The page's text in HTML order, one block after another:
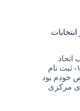
ملت در شبکه‌ی اجتماعی ایکس نوشت: ۱- ثبت نام
خودم بود
مرکزی